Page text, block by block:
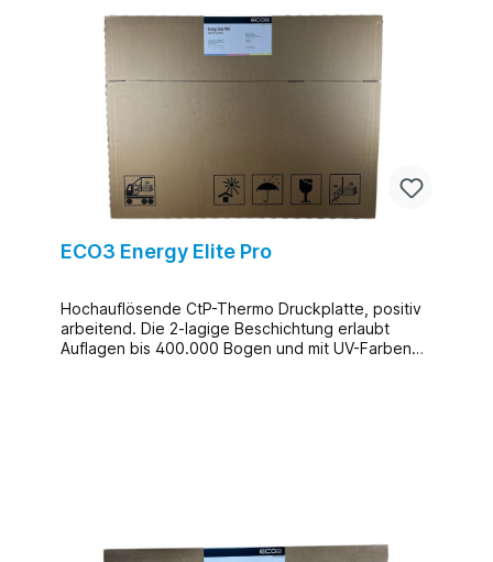
ECO3 Energy Elite Pro
Hochauflösende CtP-Thermo Druckplatte, positiv
arbeitend. Die 2-lagige Beschichtung erlaubt
Auflagen bis 400.000 Bogen und mit UV-Farben